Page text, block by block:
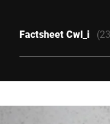
Factsheet Cwl_i